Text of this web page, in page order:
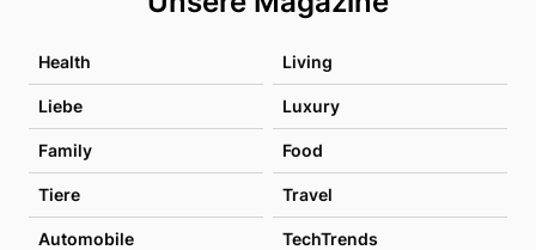
Health Living
Liebe Luxury
Family Food
Tiere Travel
Automobile TechTrends